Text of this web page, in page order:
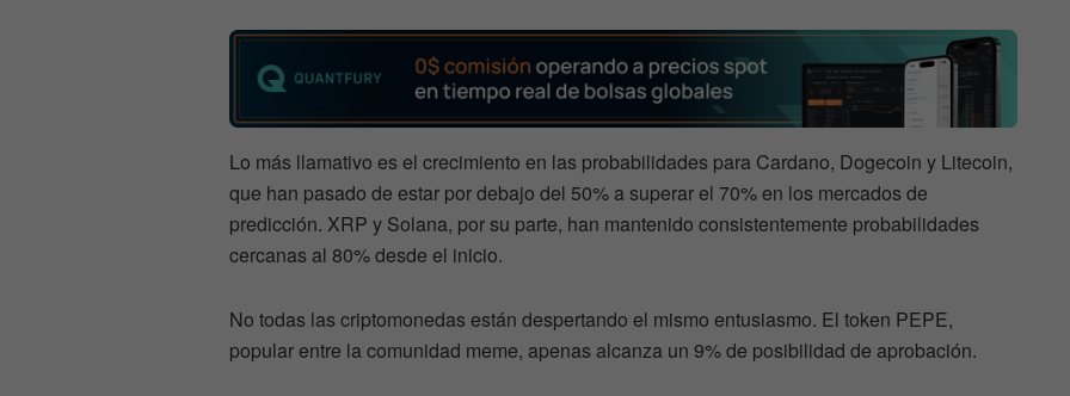
Lo más llamativo es el crecimiento en las probabilidades para Cardano, Dogecoin y Litecoin,
que han pasado de estar por debajo del 50% a superar el 70% en los mercados de
predicción. XRP y Solana, por su parte, han mantenido consistentemente probabilidades
cercanas al 80% desde el inicio.
No todas las criptomonedas están despertando el mismo entusiasmo. El token PEPE,
popular entre la comunidad meme, apenas alcanza un 9% de posibilidad de aprobación.